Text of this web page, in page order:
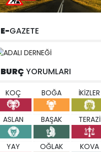
E-GAZETE
BURÇ YORUMLARI
KOÇ BOĞA İKİZLER
ASLAN BAŞAK TERAZİ
YAY OĞLAK KOVA